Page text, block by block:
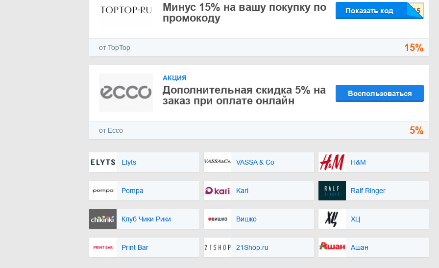
Минус 15% на вашу покупку по
промокоду
Показать код
от TopTop 15%
АКЦИЯ
Дополнительная скидка 5% на
заказ при оплате онлайн
Воспользоваться
от Ecco 5%
Elyts VASSA & Co H&M
Pompa Kari Ralf Ringer
Клуб Чики Рики Вишко ХЦ
Print Bar 21Shop.ru Ашан